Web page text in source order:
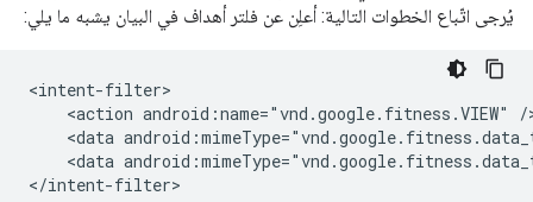
يُرجى اتّباع الخطوات التالية: أعلِن عن فلتر أهداف في البيان يشبه ما يلي:
<action android:name="vnd.google.fitness.VIEW"
<data
<data
</intent-filter>